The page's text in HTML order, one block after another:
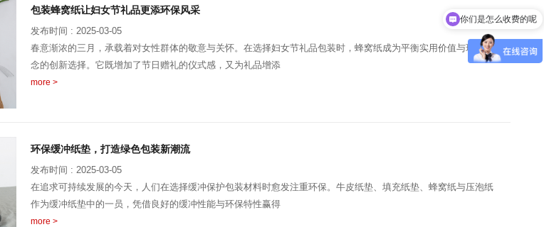
包装蜂窝纸让妇女节礼品更添环保风采
发布时间 : 2025-03-05
春意渐浓的三月，承载着对女性群体的敬意与关怀。在选择妇女节礼品包装时，蜂窝纸成为平衡实用价值与环保理
念的创新选择。它既增加了节日赠礼的仪式感，又为礼品增添
more >
环保缓冲纸垫，打造绿色包装新潮流
发布时间 : 2025-03-05
在追求可持续发展的今天，人们在选择缓冲保护包装材料时愈发注重环保。牛皮纸垫、填充纸垫、蜂窝纸与压泡纸
作为缓冲纸垫中的一员，凭借良好的缓冲性能与环保特性赢得
more >
你们是怎么收费的呢